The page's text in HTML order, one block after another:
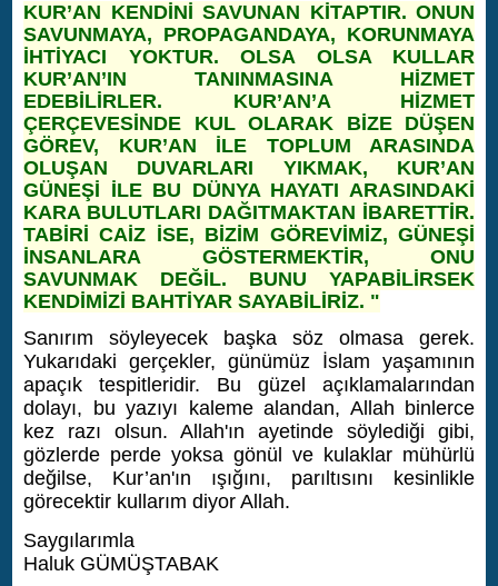
KUR’AN KENDİNİ SAVUNAN KİTAPTIR. ONUN
SAVUNMAYA, PROPAGANDAYA, KORUNMAYA
İHTİYACI YOKTUR. OLSA OLSA KULLAR
KUR’AN’IN TANINMASINA HİZMET
EDEBİLİRLER. KUR’AN’A HİZMET
ÇERÇEVESİNDE KUL OLARAK BİZE DÜŞEN
GÖREV, KUR’AN İLE TOPLUM ARASINDA
OLUŞAN DUVARLARI YIKMAK, KUR’AN
GÜNEŞİ İLE BU DÜNYA HAYATI ARASINDAKİ
KARA BULUTLARI DAĞITMAKTAN İBARETTİR.
TABİRİ CAİZ İSE, BİZİM GÖREVİMİZ, GÜNEŞİ
İNSANLARA GÖSTERMEKTİR, ONU
SAVUNMAK DEĞİL. BUNU YAPABİLİRSEK
KENDİMİZİ BAHTİYAR SAYABİLİRİZ. "
Sanırım söyleyecek başka söz olmasa gerek.
Yukarıdaki gerçekler, günümüz İslam yaşamının
apaçık tespitleridir. Bu güzel açıklamalarından
dolayı, bu yazıyı kaleme alandan, Allah binlerce
kez razı olsun. Allah'ın ayetinde söylediği gibi,
gözlerde perde yoksa gönül ve kulaklar mühürlü
değilse, Kur’an'ın ışığını, parıltısını kesinlikle
görecektir kullarım diyor Allah.
Saygılarımla
Haluk GÜMÜŞTABAK